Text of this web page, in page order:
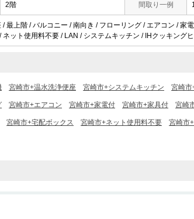
2階 間取り一例
最上階 / バルコニー / 南向き / フローリング / エアコン / 家
ット使用料不要 / LAN / システムキッチン / IHクッキング
宮崎市+温水洗浄便座 宮崎市+システムキッチン 宮崎市
宮崎市+エアコン 宮崎市+家電付 宮崎市+家具付 宮崎
宮崎市+宅配ボックス 宮崎市+ネット使用料不要 宮崎市